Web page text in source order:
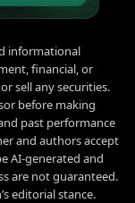
informational
financial, or
sell any securities.
before making
past performance
and authors accept
AI-generated and
are not guaranteed.
editorial stance.